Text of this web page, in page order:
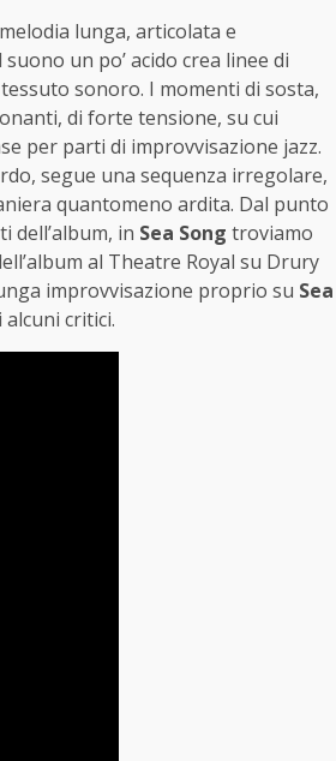
lunga, articolata e
un po’ acido crea linee di
sonoro. I momenti di sosta,
di forte tensione, su cui
per parti di improvvisazione jazz.
segue una sequenza irregolare,
quantomeno ardita. Dal punto
dell’album, in Sea Song troviamo
al Theatre Royal su Drury
improvvisazione proprio su Sea
critici.